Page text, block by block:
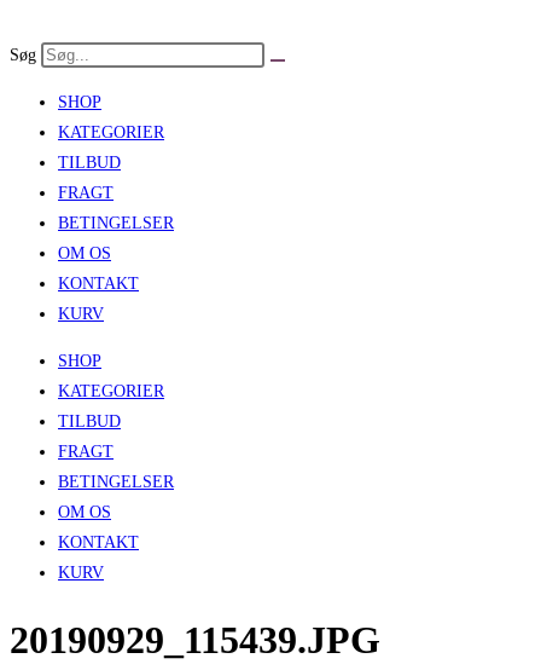
to
Søg
SHOP
KATEGORIER
TILBUD
FRAGT
BETINGELSER
OM OS
KONTAKT
KURV
SHOP
KATEGORIER
TILBUD
FRAGT
BETINGELSER
OM OS
KONTAKT
KURV
20190929_115439.JPG